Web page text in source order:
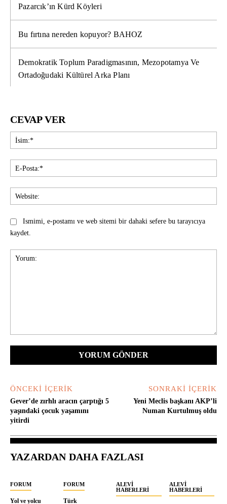
Pazarcık’ın Kürd Köyleri
Bu fırtına nereden kopuyor? BAHOZ
Demokratik Toplum Paradigmasının, Mezopotamya Ve
Ortadoğudaki Kültürel Arka Planı
CEVAP VER
Ismimi, e-postamı ve web sitemi bir dahaki sefere bu tarayıcıya
kaydet.
ÖNCEKI İÇERIK
Gever’de zırhlı aracın çarptığı 5
yaşındaki çocuk yaşamını
yitirdi
SONRAKI İÇERIK
Yeni Meclis başkanı AKP’li
Numan Kurtulmuş oldu
YAZARDAN DAHA FAZLASI
FORUM
Yol ve yolcu
FORUM
Türk
ALEVI
HABERLERI
ALEVI
HABERLERI